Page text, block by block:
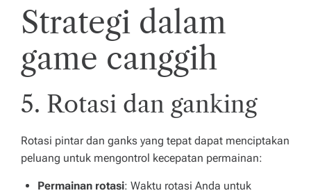
Strategi dalam
game canggih
5. Rotasi dan ganking
Rotasi pintar dan ganks yang tepat dapat menciptakan
peluang untuk mengontrol kecepatan permainan:
Permainan rotasi: Waktu rotasi Anda untuk